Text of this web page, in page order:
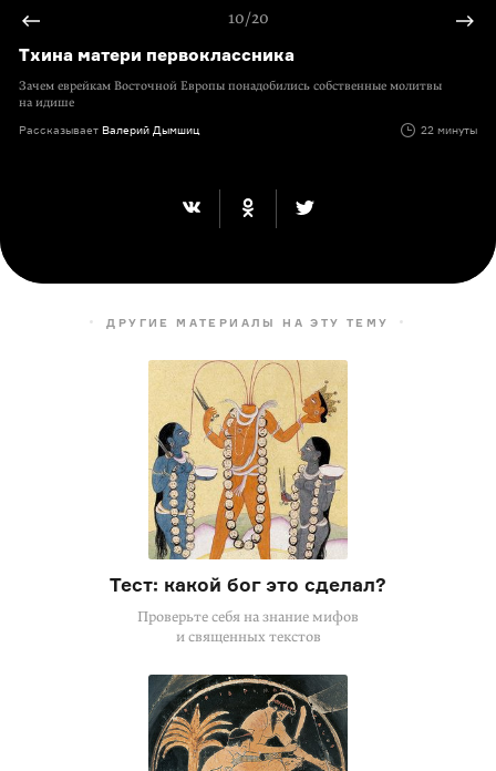
10/20
Тхина матери первоклассника
Зачем еврейкам Восточной Европы понадобились собственные молитвы
на идише
Рассказывает Валерий Дымшиц 22 минуты
ДРУГИЕ МАТЕРИАЛЫ НА ЭТУ ТЕМУ
Тест: какой бог это сделал?
Проверьте себя на знание мифов
и священных текстов